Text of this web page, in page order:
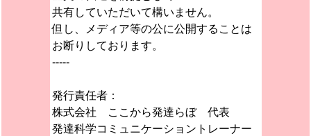
共有していただいて構いません。
但し、メディア等の公に公開することは
お断りしております。
-----
発行責任者：
株式会社 ここから発達らぼ 代表
発達科学コミュニケーショントレーナー